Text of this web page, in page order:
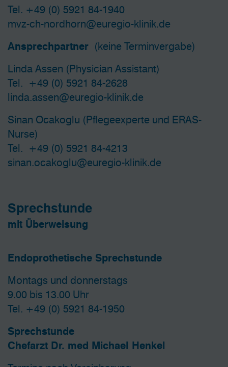
Tel. +49 (0) 5921 84-1940
mvz-ch-nordhorn@euregio-klinik.de
Ansprechpartner (keine Terminvergabe)
Linda Assen (Physician Assistant)
Tel. +49 (0) 5921 84-2628
linda.assen@euregio-klinik.de
Sinan Ocakoglu (Pflegeexperte und ERAS-
Nurse)
Tel. +49 (0) 5921 84-4213
sinan.ocakoglu@euregio-klinik.de
Sprechstunde
mit Überweisung
Endoprothetische Sprechstunde
Montags und donnerstags
9.00 bis 13.00 Uhr
Tel. +49 (0) 5921 84-1950
Sprechstunde
Chefarzt Dr. med Michael Henkel